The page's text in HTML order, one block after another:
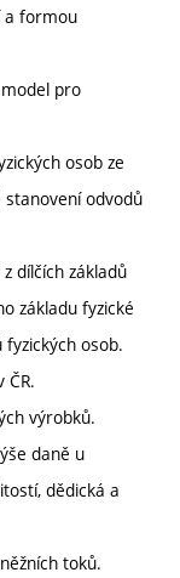
a formou
pro
osob ze
odvodů
dílčích základů
základu fyzické
osob.
ČR.
výrobků.
daně u
dědická a
toků.